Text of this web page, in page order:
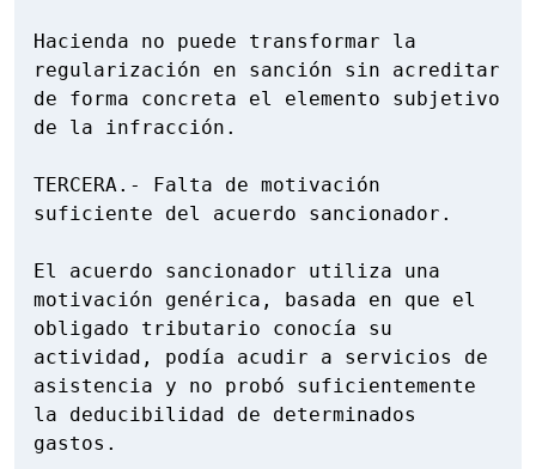
Hacienda no puede transformar la
regularización en sanción sin acreditar
de forma concreta el elemento subjetivo
de la infracción.
TERCERA.- Falta de motivación
suficiente del acuerdo sancionador.
El acuerdo sancionador utiliza una
motivación genérica, basada en que el
obligado tributario conocía su
actividad, podía acudir a servicios de
asistencia y no probó suficientemente
la deducibilidad de determinados
gastos.